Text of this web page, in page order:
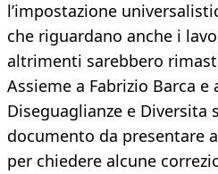
l’impostazione
che riguardano anche i
altrimenti sarebbero
Assieme a Fabrizio Barca e
Diseguaglianze e Diversita
documento da presentare
per chiedere alcune